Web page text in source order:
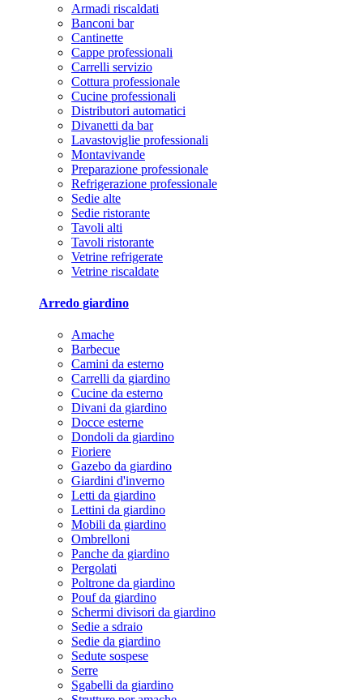
Armadi riscaldati
Banconi bar
Cantinette
Cappe professionali
Carrelli servizio
Cottura professionale
Cucine professionali
Distributori automatici
Divanetti da bar
Lavastoviglie professionali
Montavivande
Preparazione professionale
Refrigerazione professionale
Sedie alte
Sedie ristorante
Tavoli alti
Tavoli ristorante
Vetrine refrigerate
Vetrine riscaldate
Arredo giardino
Amache
Barbecue
Camini da esterno
Carrelli da giardino
Cucine da esterno
Divani da giardino
Docce esterne
Dondoli da giardino
Fioriere
Gazebo da giardino
Giardini d'inverno
Letti da giardino
Lettini da giardino
Mobili da giardino
Ombrelloni
Panche da giardino
Pergolati
Poltrone da giardino
Pouf da giardino
Schermi divisori da giardino
Sedie a sdraio
Sedie da giardino
Sedute sospese
Serre
Sgabelli da giardino